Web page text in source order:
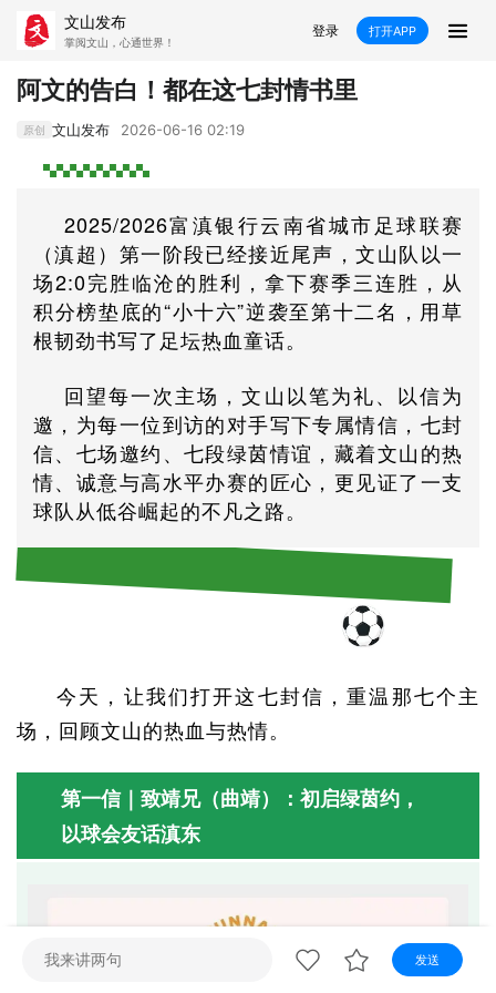
文山发布
掌阅文山，心通世界！
登录 打开APP
新闻
飞卡阅读 推荐
媒体看文山
康养 社会 科教 经济
民族 商务
县市
文山市 砚山县 西畴县 麻栗坡县
马关县 丘北县 广南县 富宁县
视听
视频快刷 视频点播
瑶语节目
阿文的告白！都在这七封情书里
原创 文山发布 2026-06-16 02:19
2025/2026富滇银行云南省城市足球联赛
（滇超）第一阶段已经接近尾声，文山队以一
场2:0完胜临沧的胜利，拿下赛季三连胜，从
积分榜垫底的“小十六”逆袭至第十二名，用草
根韧劲书写了足坛热血童话。
回望每一次主场，文山以笔为礼、以信为
邀，为每一位到访的对手写下专属情信，七封
信、七场邀约、七段绿茵情谊，藏着文山的热
情、诚意与高水平办赛的匠心，更见证了一支
球队从低谷崛起的不凡之路。
今天，让我们打开这七封信，重温那七个主
场，回顾文山的热血与热情。
第一信｜致靖兄（曲靖）：初启绿茵约，
以球会友话滇东
发送